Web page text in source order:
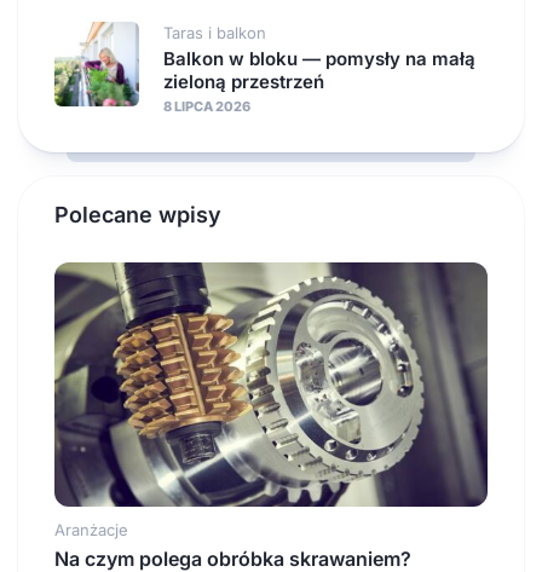
Taras i balkon
Balkon w bloku — pomysły na małą
zieloną przestrzeń
8 LIPCA 2026
Polecane wpisy
Aranżacje
Na czym polega obróbka skrawaniem?